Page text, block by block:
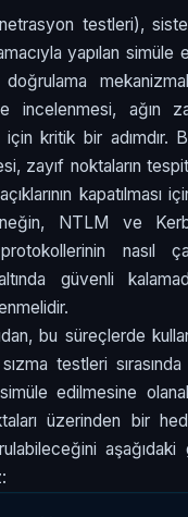
testleri),
yapılan simüle
incelenmesi, ağın
için kritik bir adımdır.
zayıf noktaların
kapatılması
NTLM ve
nasıl
güvenli
bu süreçlerde
testleri
edilmesine
üzerinden bir